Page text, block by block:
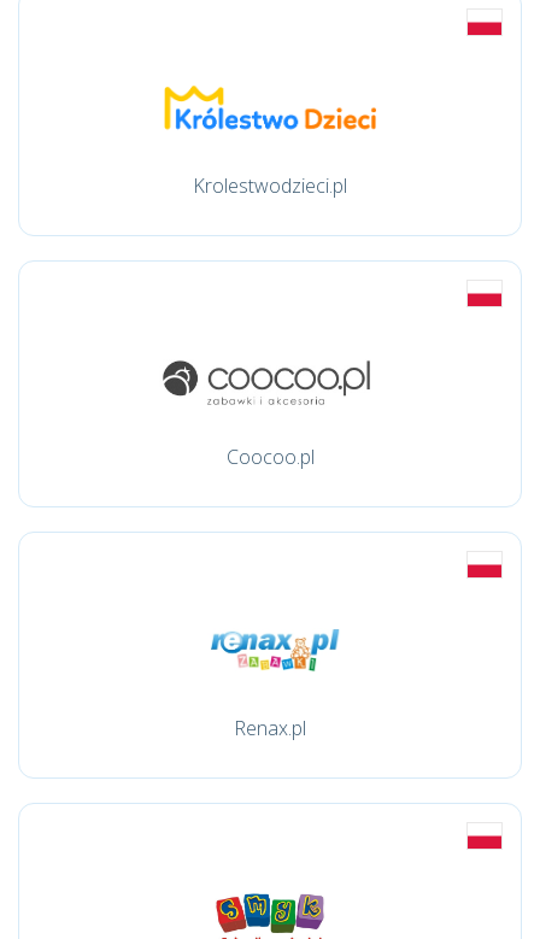
Krolestwodzieci.pl
Coocoo.pl
Renax.pl